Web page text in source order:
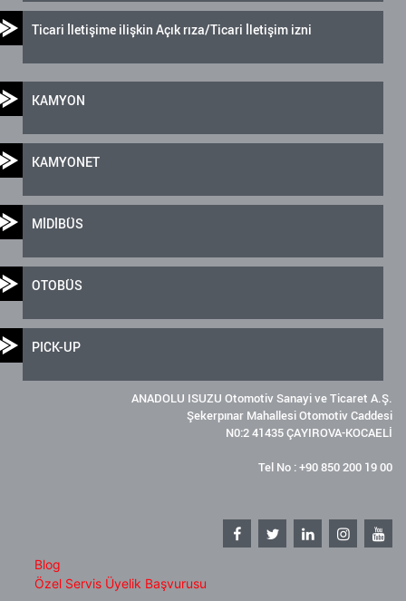
Ticari İletişime ilişkin Açık rıza/Ticari İletişim izni
KAMYON
KAMYONET
MİDİBÜS
OTOBÜS
PICK-UP
ANADOLU ISUZU Otomotiv Sanayi ve Ticaret A.Ş.
Şekerpınar Mahallesi Otomotiv Caddesi
N0:2 41435 ÇAYIROVA-KOCAELİ
Tel No : +90 850 200 19 00
Blog
Özel Servis Üyelik Başvurusu